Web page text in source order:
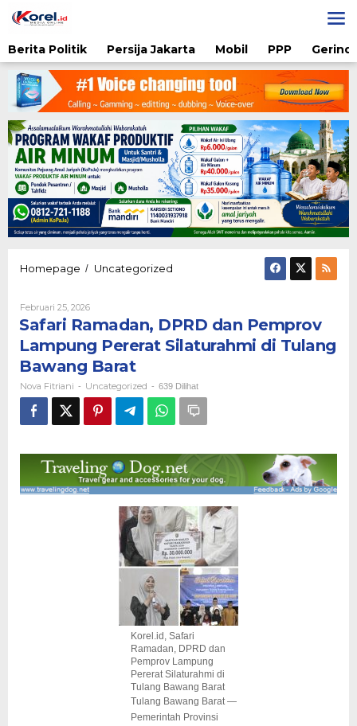
ke
Berita Politik
Persija Jakarta Mobil PPP
Homepage / Uncategorized
Pemprov
Lampung
Pererat
di
Tulang
Bawang
Barat
Februari 25, 2026Oleh
Fitriani
Safari Ramadan, DPRD dan Pemprov
Lampung Pererat Silaturahmi di Tulang
Bawang Barat
Nova Fitriani - Uncategorized - 639 Dilihat
Korel.id, Safari
Ramadan, DPRD dan
Pemprov Lampung
Pererat Silaturahmi di
Tulang Bawang Barat
Tulang Bawang Barat —
Pemerintah Provinsi